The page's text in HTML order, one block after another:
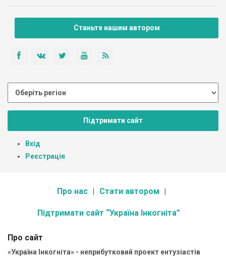
Станьте нашим автором
Підтримати сайт
Вхід
Реєстрація
Про нас Стати автором
Підтримати сайт “Україна Інкогніта”
Про сайт
«Україна Інкогніта» - неприбутковий проект ентузіастів